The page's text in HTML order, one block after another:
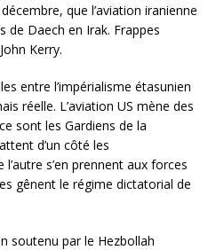
que l’aviation iranienne
de Daech en Irak. Frappes
Kerry.
entre l’impérialisme étasunien
réelle. L’aviation US mène des
sont les Gardiens de la
d’un côté les
s’en prennent aux forces
gênent le régime dictatorial de
soutenu par le Hezbollah